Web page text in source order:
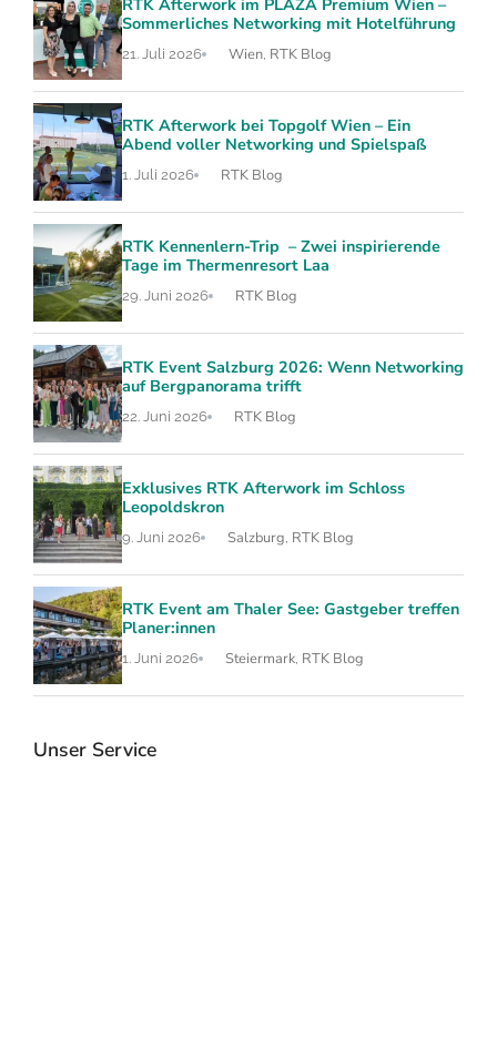
Sommerliches Networking mit Hotelführung
21. Juli 2026 Wien RTK Blog
RTK Afterwork bei Topgolf Wien – Ein
Abend voller Networking und Spielspaß
1. Juli 2026 RTK Blog
RTK Kennenlern-Trip – Zwei inspirierende
Tage im Thermenresort Laa
29. Juni 2026 RTK Blog
RTK Event Salzburg 2026: Wenn Networking
auf Bergpanorama trifft
22. Juni 2026 RTK Blog
Exklusives RTK Afterwork im Schloss
Leopoldskron
9. Juni 2026 Salzburg RTK Blog
RTK Event am Thaler See: Gastgeber treffen
Planer:innen
1. Juni 2026 Steiermark RTK Blog
Unser Service